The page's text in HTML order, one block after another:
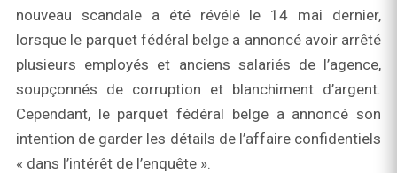
nouveau scandale a été révélé le 14 mai dernier,
lorsque le parquet fédéral belge a annoncé avoir arrêté
plusieurs employés et anciens salariés de l’agence,
soupçonnés de corruption et blanchiment d’argent.
Cependant, le parquet fédéral belge a annoncé son
intention de garder les détails de l’affaire confidentiels
« dans l’intérêt de l’enquête ».